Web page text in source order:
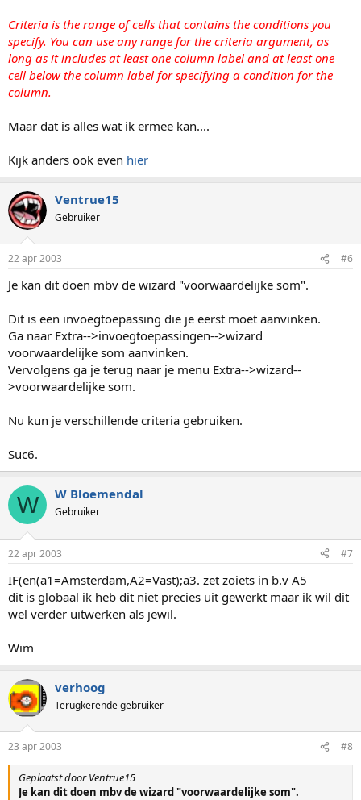
Criteria is the range of cells that contains the conditions you
specify. You can use any range for the criteria argument, as
long as it includes at least one column label and at least one
cell below the column label for specifying a condition for the
column.
Maar dat is alles wat ik ermee kan....
Kijk anders ook even hier
Ventrue15
Gebruiker
22 apr 2003 #6
Je kan dit doen mbv de wizard "voorwaardelijke som".
Dit is een invoegtoepassing die je eerst moet aanvinken.
Ga naar Extra-->invoegtoepassingen-->wizard
voorwaardelijke som aanvinken.
Vervolgens ga je terug naar je menu Extra-->wizard--
>voorwaardelijke som.
Nu kun je verschillende criteria gebruiken.
Suc6.
W W Bloemendal
Gebruiker
22 apr 2003 #7
IF(en(a1=Amsterdam,A2=Vast);a3. zet zoiets in b.v A5
dit is globaal ik heb dit niet precies uit gewerkt maar ik wil dit
wel verder uitwerken als jewil.
Wim
verhoog
Terugkerende gebruiker
23 apr 2003 #8
Geplaatst door Ventrue15
Je kan dit doen mbv de wizard "voorwaardelijke som".